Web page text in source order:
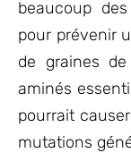
beaucoup
pour prévenir
de graines
aminés
pourrait
mutations